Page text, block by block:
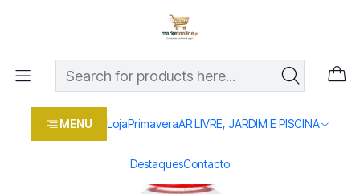
MENU LojaPrimaveraAR LIVRE, JARDIM E PISCINA
DestaquesContacto
Os melhores preços em produtos para casa, jardim e bricolage
Loja Casa e conforto DROGARIA E LIMPEZA
QUIMICOS
ACENDALHA LIQUIDA 0.5LT